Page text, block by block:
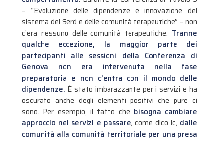
– “Evoluzione delle dipendenze e innovazione del
sistema dei Serd e delle comunità terapeutiche” – non
c’era nessuno delle comunità terapeutiche. Tranne
qualche eccezione, la maggior parte dei
partecipanti alle sessioni della Conferenza di
Genova non era intervenuta nella fase
preparatoria e non c’entra con il mondo delle
dipendenze. È stato imbarazzante per i servizi e ha
oscurato anche degli elementi positivi che pure ci
sono. Per esempio, il fatto che bisogna cambiare
approccio nei servizi e passare, come dico io, dalle
comunità alla comunità territoriale per una presa